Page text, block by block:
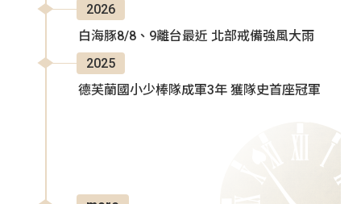
2026
白海豚8/8、9離台最近 北部戒備強風大雨
2025
德芙蘭國小少棒隊成軍3年 獲隊史首座冠軍